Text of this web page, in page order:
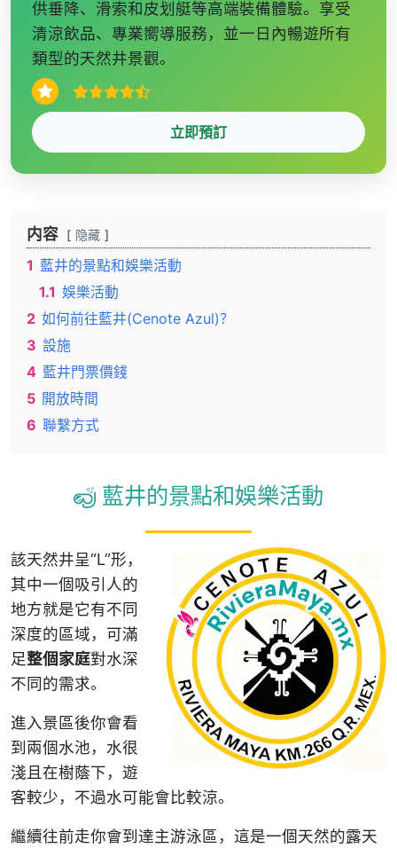
供垂降、滑索和皮划艇等高端裝備體驗。享受
清涼飲品、專業嚮導服務，並一日內暢遊所有
類型的天然井景觀。
立即預訂
内容 隐藏
1 藍井的景點和娛樂活動
1.1 娛樂活動
2 如何前往藍井(Cenote Azul)？
3 設施
4 藍井門票價錢
5 開放時間
6 聯繫方式
藍井的景點和娛樂活動
該天然井呈“L”形，
其中一個吸引人的
地方就是它有不同
深度的區域，可滿
足整個家庭對水深
不同的需求。
進入景區後你會看
到兩個水池，水很
淺且在樹蔭下，遊
客較少，不過水可能會比較涼。
繼續往前走你會到達主游泳區，這是一個天然的露天